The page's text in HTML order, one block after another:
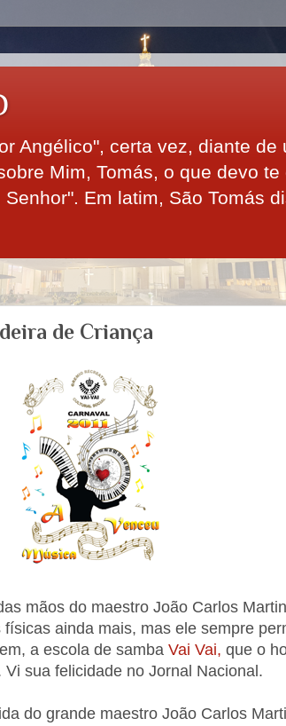
Angélico", certa vez, diante
Mim, Tomás, o que devo
Em latim, São Tomás
de Criança
mãos do maestro João Carlos
ainda mais, mas ele sempre
a escola de samba Vai Vai, que o
sua felicidade no Jornal Nacional.
do grande maestro João Carlos